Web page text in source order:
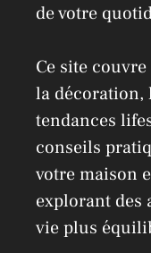
de votre
Ce site
la décoration,
tendances
conseils
votre maison
explorant des
vie plus